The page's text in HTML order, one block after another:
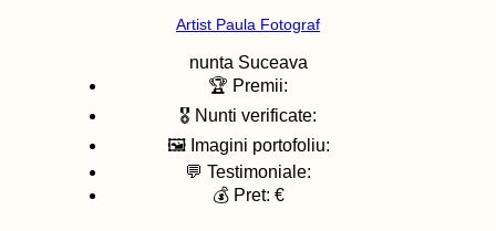
Artist Paula Fotograf
nunta Suceava
🏆 Premii:
🎖️ Nunti verificate:
🖼️ Imagini portofoliu:
💬 Testimoniale:
💰 Pret: €